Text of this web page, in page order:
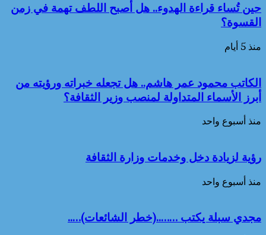
حين تُساء قراءة الهدوء.. هل أصبح اللطف تهمة في زمن
القسوة؟
منذ 5 أيام
الكاتب محمود عمر هاشم.. هل تجعله خبراته ورؤيته من
أبرز الأسماء المتداولة لمنصب وزير الثقافة؟
منذ أسبوع واحد
رؤية لزيادة دخل وخدمات وزارة الثقافة
منذ أسبوع واحد
مجدي سبلة يكتب ……..(خطر الشائعات)…..